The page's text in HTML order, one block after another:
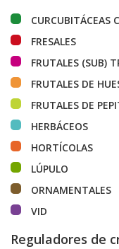
CURCUBITÁCEAS
FRESALES
FRUTALES (SUB)
FRUTALES DE
FRUTALES DE
HERBÁCEOS
HORTÍCOLAS
LÚPULO
ORNAMENTALES
VID
Reguladores de